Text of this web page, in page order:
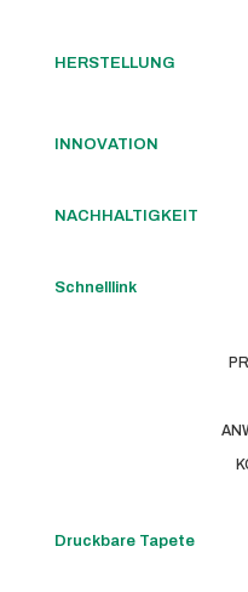
HERSTELLUNG
INNOVATION
NACHHALTIGKEIT
Schnelllink
Druckbare Tapete